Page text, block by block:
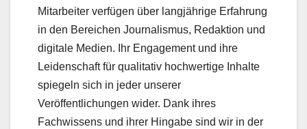
Mitarbeiter verfügen über langjährige Erfahrung
in den Bereichen Journalismus, Redaktion und
digitale Medien. Ihr Engagement und ihre
Leidenschaft für qualitativ hochwertige Inhalte
spiegeln sich in jeder unserer
Veröffentlichungen wider. Dank ihres
Fachwissens und ihrer Hingabe sind wir in der